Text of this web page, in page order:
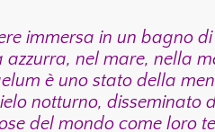
immersa in un bagno
azzurra, nel mare, nella
è uno stato della
notturno, disseminato
del mondo come loro